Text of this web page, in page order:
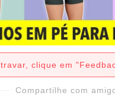
clique em
Compartilhe com